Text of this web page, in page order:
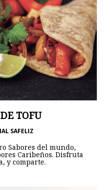
TOFU
SAFELIZ
Sabores del mundo,
Caribeños. Disfruta
y comparte.